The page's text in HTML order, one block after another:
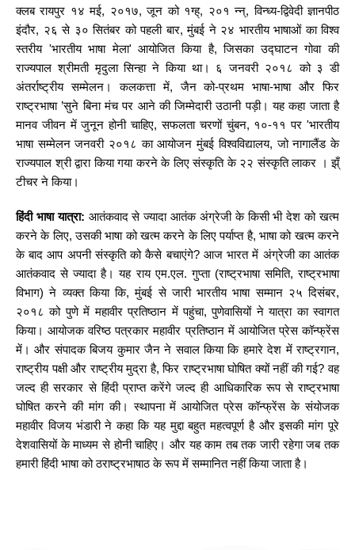
क्लब रायपुर १४ मई, २०१७, जून को १ग्ह्, २०१ न्न्, विन्ध्य-द्विवेदी ज्ञानपीठ
इंदौर, २६ से ३० सितंबर को पहली बार, मुंबई ने २४ भारतीय भाषाओं का विश्व
स्तरीय 'भारतीय भाषा मेला' आयोजित किया है, जिसका उद्घाटन गोवा की
राज्यपाल श्रीमती मृदुला सिन्हा ने किया था। ६ जनवरी २०१८ को ३ डी
अंतर्राष्ट्रीय सम्मेलन। कलकत्ता में, जैन को-प्रथम भाषा-भाषा और फिर
राष्ट्रभाषा ’सुने बिना मंच पर आने की जिम्मेदारी उठानी पड़ी। यह कहा जाता है
मानव जीवन में जुनून होनी चाहिए, सफलता चरणों चुंबन, १०-११ पर 'भारतीय
भाषा सम्मेलन जनवरी २०१८ का आयोजन मुंबई विश्वविद्यालय, जो नागालैंड के
राज्यपाल श्री द्वारा किया गया करने के लिए संस्कृति के २२ संस्कृति लाकर । झ्ँ
टीचर ने किया।
हिंदी भाषा यात्रा: आतंकवाद से ज्यादा आतंक अंग्रेजी के किसी भी देश को खत्म
करने के लिए, उसकी भाषा को खत्म करने के लिए पर्याप्त है, भाषा को खत्म करने
के बाद आप अपनी संस्कृति को कैसे बचाएंगे? आज भारत में अंग्रेजी का आतंक
आतंकवाद से ज्यादा है। यह राय एम.एल. गुप्ता (राष्ट्रभाषा समिति, राष्ट्रभाषा
विभाग) ने व्यक्त किया कि, मुंबई से जारी भारतीय भाषा सम्मान २५ दिसंबर,
२०१८ को पुणे में महावीर प्रतिष्ठान में पहुंचा, पुणेवासियों ने यात्रा का स्वागत
किया। आयोजक वरिष्ठ पत्रकार महावीर प्रतिष्ठान में आयोजित प्रेस कॉन्फ्रेंस
में। और संपादक बिजय कुमार जैन ने सवाल किया कि हमारे देश में राष्ट्रगान,
राष्ट्रीय पक्षी और राष्ट्रीय मुद्रा है, फिर राष्ट्रभाषा घोषित क्यों नहीं की गई? वह
जल्द ही सरकार से हिंदी प्राप्त करेंगे जल्द ही आधिकारिक रूप से राष्ट्रभाषा
घोषित करने की मांग की। स्थापना में आयोजित प्रेस कॉन्फ्रेंस के संयोजक
महावीर विजय भंडारी ने कहा कि यह मुद्दा बहुत महत्वपूर्ण है और इसकी मांग पूरे
देशवासियों के माध्यम से होनी चाहिए। और यह काम तब तक जारी रहेगा जब तक
हमारी हिंदी भाषा को ठराष्ट्रभाषाठ के रूप में सम्मानित नहीं किया जाता है।